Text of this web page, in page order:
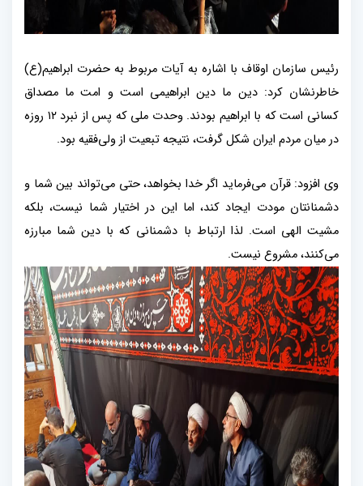
رئیس سازمان اوقاف با اشاره به آیات مربوط به حضرت ابراهیم(ع)
خاطرنشان کرد: دین ما دین ابراهیمی است و امت ما مصداق
کسانی است که با ابراهیم بودند. وحدت ملی که پس از نبرد۱۲ روزه
در میان مردم ایران شکل گرفت، نتیجه تبعیت از ولی‌فقیه بود.
وی افزود: قرآن می‌فرماید اگر خدا بخواهد، حتی می‌تواند بین شما و
دشمنانتان مودت ایجاد کند، اما این در اختیار شما نیست، بلکه
مشیت الهی است. لذا ارتباط با دشمنانی که با دین شما مبارزه
می‌کنند، مشروع نیست.